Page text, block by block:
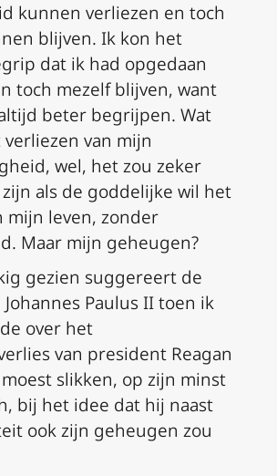
kunnen verliezen en toch
blijven. Ik kon het
dat ik had opgedaan
toch mezelf blijven, want
beter begrijpen. Wat
van mijn
wel, het zou zeker
als de goddelijke wil het
mijn leven, zonder
Maar mijn geheugen?
gezien suggereert de
Paulus II toen ik
over het
van president Reagan
slikken, op zijn minst
bij het idee dat hij naast
ook zijn geheugen zou